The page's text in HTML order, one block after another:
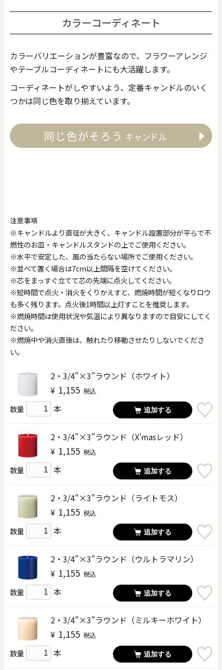
カラーコーディネート
カラーバリエーションが豊富なので、フラワーアレンジ
やテーブルコーディネートにも大活躍します。
コーディネートがしやすいよう、定番キャンドルのいく
つかは同じ色を取り揃えています。
注意事項
※キャンドルより直径が大きく、キャンドル設置部分が平らで不
燃性のお皿・キャンドルスタンドの上でご使用ください。
※水平で安定した、風の当たらない場所でご使用ください。
※並べて置く場合は7cm以上間隔を空けてください。
※芯をまっすぐ立てて芯の先端に点火してください。
※短時間で点火・消火をくりかえすと、燃焼時間が短くなりロウ
も多く残ります。点火後1時間以上灯すことを推奨します。
※燃焼時間は使用状況や気温により異なりますので目安にしてく
ださい。
※燃焼中や消火直後は、触れたり移動させたりしないでくださ
い。
2・3/4”×3”ラウンド（ホワイト）
¥ 1,155 税込
数量 本 追加する
2・3/4”×3”ラウンド（X'masレッド）
¥ 1,155 税込
数量 本 追加する
2・3/4”×3”ラウンド（ライトモス）
¥ 1,155 税込
数量 本 追加する
2・3/4”×3”ラウンド（ウルトラマリン）
¥ 1,155 税込
数量 本 追加する
2・3/4”×3”ラウンド（ミルキーホワイト）
¥ 1,155 税込
数量 本 追加する